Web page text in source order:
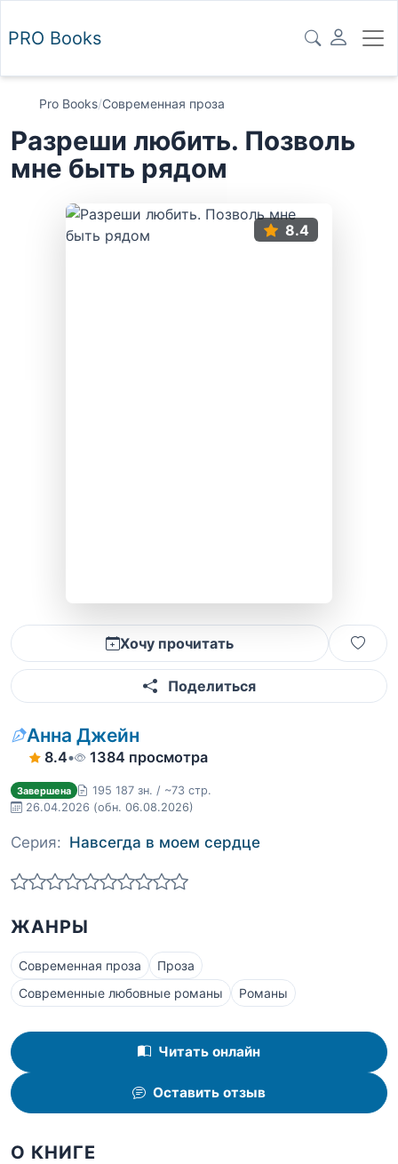
PRO Books
Pro Books/Современная проза
Разреши любить. Позволь
мне быть рядом
8.4
Хочу прочитать
Поделиться
Анна Джейн
8.4• 1384 просмотра
Завершена
195 187 зн. / ~73 стр.
26.04.2026 (обн. 06.08.2026)
Серия: Навсегда в моем сердце
ЖАНРЫ
Современная проза
Проза
Современные любовные романы
Романы
Читать онлайн
Оставить отзыв
О КНИГЕ